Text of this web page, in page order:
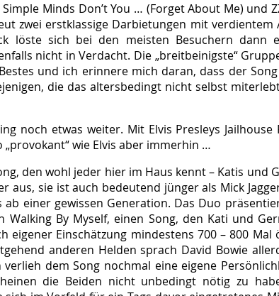
Minds Don’t You … (Forget About Me) und
zwei erstklassige Darbietungen mit verdientem
löste sich bei den meisten Besuchern dann
nicht in Verdacht. Die „breitbeinigste“
und ich erinnere mich daran, dass der
die das altersbedingt nicht selbst
noch etwas weiter. Mit Elvis Presleys Jailhouse
wie Elvis aber immerhin …
den wohl jeder hier im Haus kennt – Katis und
sie ist auch bedeutend jünger als Mick
einer gewissen Generation. Das Duo
By Myself, einen Song, den Kati und
Einschätzung mindestens 700 – 800 Mal
anderen Helden sprach David Bowie
dem Song nochmal eine eigene
die Beiden nicht unbedingt nötig zu